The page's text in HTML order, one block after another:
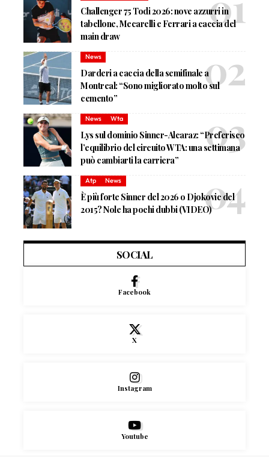
Challenger 75 Todi 2026: nove azzurri in
tabellone, Mecarelli e Ferrari a caccia del
main draw
News
Darderi a caccia della semifinale a
Montreal: “Sono migliorato molto sul
cemento”
News Wta
Lys sul dominio Sinner-Alcaraz: “Preferisco
l’equilibrio del circuito WTA: una settimana
può cambiarti la carriera”
Atp News
È più forte Sinner del 2026 o Djokovic del
2015? Nole ha pochi dubbi (VIDEO)
SOCIAL
Facebook
X
Instagram
Youtube